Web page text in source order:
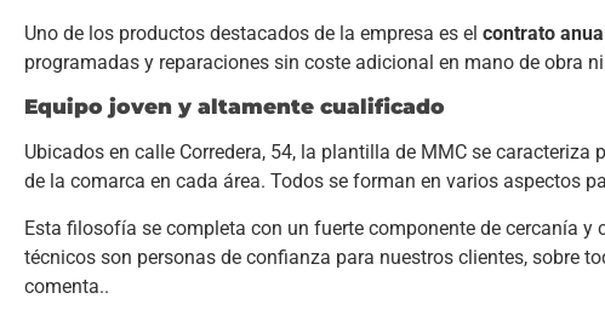
Uno de los productos destacados de la empresa es el contrato
programadas y reparaciones sin coste adicional en mano de obra
Equipo joven y altamente cualificado
Ubicados en calle Corredera, 54, la plantilla de MMC se
de la comarca en cada área. Todos se forman en varios aspectos
Esta filosofía se completa con un fuerte componente de cercanía
técnicos son personas de confianza para nuestros clientes, sobre
comenta..